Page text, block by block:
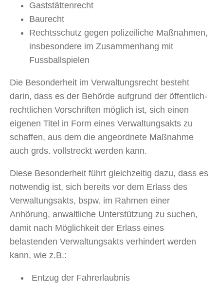
Gaststättenrecht
Baurecht
Rechtsschutz gegen polizeiliche Maßnahmen,
insbesondere im Zusammenhang mit
Fussballspielen
Die Besonderheit im Verwaltungsrecht besteht
darin, dass es der Behörde aufgrund der öffentlich-
rechtlichen Vorschriften möglich ist, sich einen
eigenen Titel in Form eines Verwaltungsakts zu
schaffen, aus dem die angeordnete Maßnahme
auch grds. vollstreckt werden kann.
Diese Besonderheit führt gleichzeitig dazu, dass es
notwendig ist, sich bereits vor dem Erlass des
Verwaltungsakts, bspw. im Rahmen einer
Anhörung, anwaltliche Unterstützung zu suchen,
damit nach Möglichkeit der Erlass eines
belastenden Verwaltungsakts verhindert werden
kann, wie z.B.:
Entzug der Fahrerlaubnis